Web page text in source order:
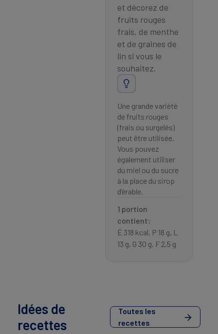
et décorez de
fruits rouges
frais, de menthe
et de graines de
lin si vous le
souhaitez.
Une grande variété
de fruits rouges
(frais ou surgelés)
peut être utilisée.
Vous pouvez
également utiliser
du miel ou du sucre
à la place du sirop
d’érable.
1 portion
contient:
É 318 kcal, P 18 g, L
13 g, G 30 g, F 2,5 g
Idées de
recettes
Toutes les
recettes